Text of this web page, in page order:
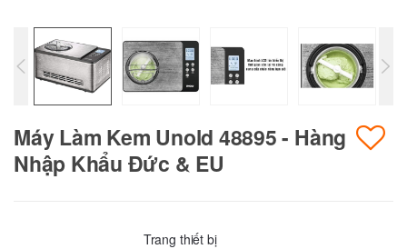
Máy Làm Kem Unold 48895 - Hàng
Nhập Khẩu Đức & EU
Trang thiết bị